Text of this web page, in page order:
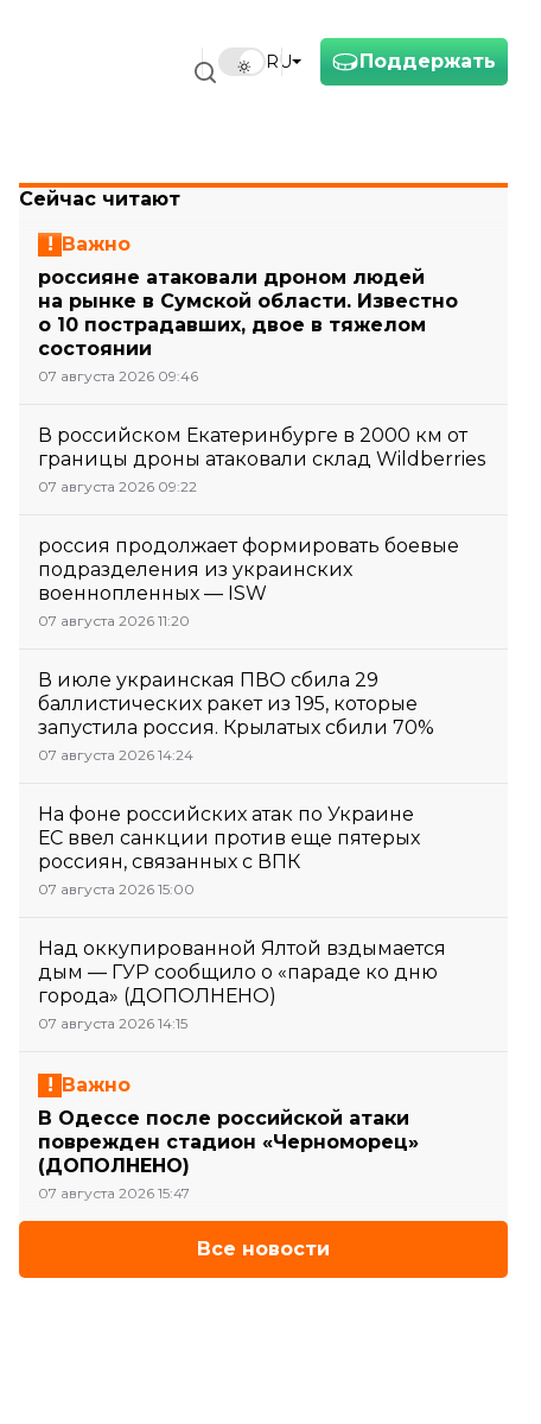
Поддержать
RU
Сейчас читают
Важно
россияне атаковали дроном людей
на рынке в Сумской области. Известно
о 10 пострадавших, двое в тяжелом
состоянии
07 августа 2026 09:46
В российском Екатеринбурге в 2000 км от
границы дроны атаковали склад Wildberries
07 августа 2026 09:22
россия продолжает формировать боевые
подразделения из украинских
военнопленных — ISW
07 августа 2026 11:20
В июле украинская ПВО сбила 29
баллистических ракет из 195, которые
запустила россия. Крылатых сбили 70%
07 августа 2026 14:24
На фоне российских атак по Украине
ЕС ввел санкции против еще пятерых
россиян, связанных с ВПК
07 августа 2026 15:00
Над оккупированной Ялтой вздымается
дым — ГУР сообщило о «параде ко дню
города» (ДОПОЛНЕНО)
07 августа 2026 14:15
Важно
В Одессе после российской атаки
поврежден стадион «Черноморец»
(ДОПОЛНЕНО)
07 августа 2026 15:47
Все новости